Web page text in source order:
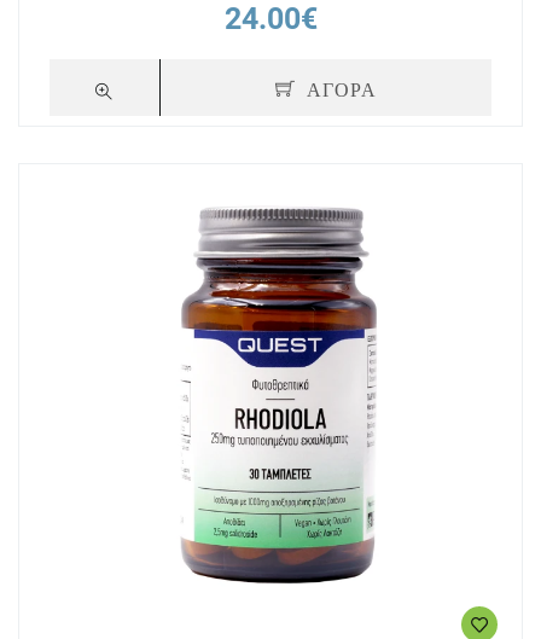
24.00€
ΑΓΟΡΑ